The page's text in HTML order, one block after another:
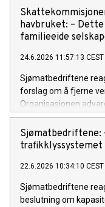
havbruket: –
familieeide
24.6.2026 11:57:13 CEST
Sjømatbedriftene
forslag om å fjerne
Organisasjonen
mindre, familieeide
Sjømatbedriftene:
trafikklyssystemet
22.6.2026 10:34:10 CEST
Sjømatbedriftene
beslutning om